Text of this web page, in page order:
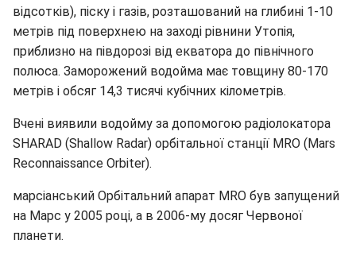
відсотків), піску і газів, розташований на глибині 1-10
метрів під поверхнею на заході рівнини Утопія,
приблизно на півдорозі від екватора до північного
полюса. Заморожений водойма має товщину 80-170
метрів і обсяг 14,3 тисячі кубічних кілометрів.
Вчені виявили водойму за допомогою радіолокатора
SHARAD (Shallow Radar) орбітальної станції MRO (Mars
Reconnaissance Orbiter).
марсіанський Орбітальний апарат MRO був запущений
на Марс у 2005 році, а в 2006-му досяг Червоної
планети.